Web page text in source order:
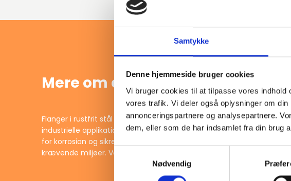
Samtykke
Denne hjemmeside bruger cookies
Vi bruger cookies til at tilpasse vores
vores trafik. Vi deler også oplysninger om
annonceringspartnere og analysepartnere.
dem, eller som de har indsamlet fra din brug
Samtykkevalg
Nødvendig
Mere om din
Flanger i rustfrit stål efter DIN-standarder er essentielle
industrielle applikationer. Disse flanger tilbyder en høj
for korrosion og sikrer langvarig holdbarhed, hvilket gør dem ideelle til
krævende miljøer. Vores sortiment af rustfrie flanger omfatter
størrelser, der opfylder specifikke behov i din installation. Med fokus på
præcision leverer vi flanger, der er designet til at sikre tætte og